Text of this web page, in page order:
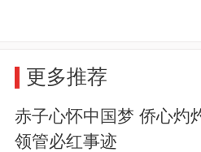
更多推荐
赤子心怀中国梦 侨心
领管必红事迹